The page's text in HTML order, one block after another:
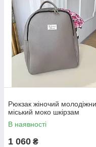
Рюкзак жіночий
міський моко шкірзам
В наявності
1 060 ₴